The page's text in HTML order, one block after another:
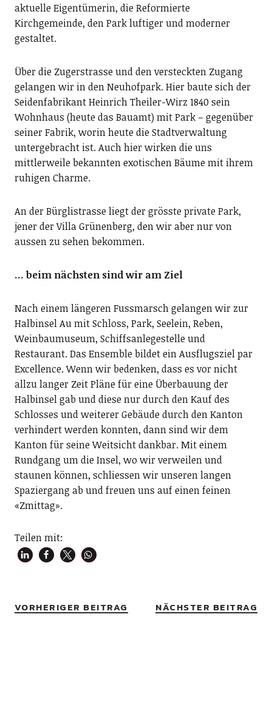
aktuelle Eigentümerin, die Reformierte
Kirchgemeinde, den Park luftiger und moderner
gestaltet.
Über die Zugerstrasse und den versteckten Zugang
gelangen wir in den Neuhofpark. Hier baute sich der
Seidenfabrikant Heinrich Theiler-Wirz 1840 sein
Wohnhaus (heute das Bauamt) mit Park – gegenüber
seiner Fabrik, worin heute die Stadtverwaltung
untergebracht ist. Auch hier wirken die uns
mittlerweile bekannten exotischen Bäume mit ihrem
ruhigen Charme.
An der Bürglistrasse liegt der grösste private Park,
jener der Villa Grünenberg, den wir aber nur von
aussen zu sehen bekommen.
… beim nächsten sind wir am Ziel
Nach einem längeren Fussmarsch gelangen wir zur
Halbinsel Au mit Schloss, Park, Seelein, Reben,
Weinbaumuseum, Schiffsanlegestelle und
Restaurant. Das Ensemble bildet ein Ausflugsziel par
Excellence. Wenn wir bedenken, dass es vor nicht
allzu langer Zeit Pläne für eine Überbauung der
Halbinsel gab und diese nur durch den Kauf des
Schlosses und weiterer Gebäude durch den Kanton
verhindert werden konnten, dann sind wir dem
Kanton für seine Weitsicht dankbar. Mit einem
Rundgang um die Insel, wo wir verweilen und
staunen können, schliessen wir unseren langen
Spaziergang ab und freuen uns auf einen feinen
«Zmittag».
Teilen mit:
VORHERIGER BEITRAG NÄCHSTER BEITRAG